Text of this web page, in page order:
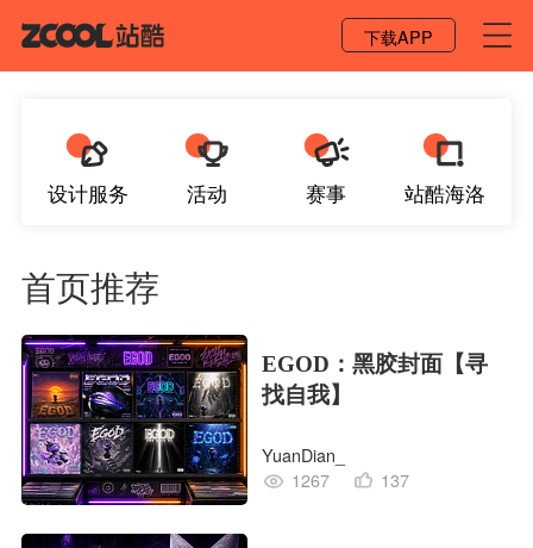
下载APP
设计服务 活动 赛事 站酷海洛
首页推荐
EGOD：黑胶封面【寻
找自我】
YuanDian_
1267
137